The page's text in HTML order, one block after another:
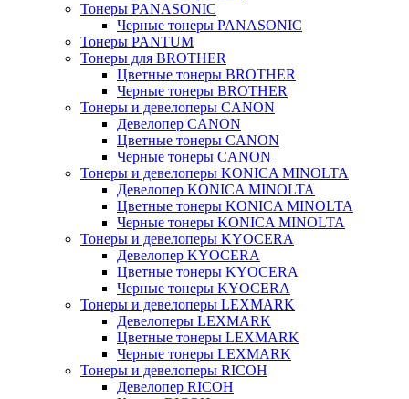
Тонеры PANASONIC
Черные тонеры PANASONIC
Тонеры PANTUM
Тонеры для BROTHER
Цветные тонеры BROTHER
Черные тонеры BROTHER
Тонеры и девелоперы CANON
Девелопер CANON
Цветные тонеры CANON
Черные тонеры CANON
Тонеры и девелоперы KONICA MINOLTA
Девелопер KONICA MINOLTA
Цветные тонеры KONICA MINOLTA
Черные тонеры KONICA MINOLTA
Тонеры и девелоперы KYOCERA
Девелопер KYOCERA
Цветные тонеры KYOCERA
Черные тонеры KYOCERA
Тонеры и девелоперы LEXMARK
Девелоперы LEXMARK
Цветные тонеры LEXMARK
Черные тонеры LEXMARK
Тонеры и девелоперы RICOH
Девелопер RICOH